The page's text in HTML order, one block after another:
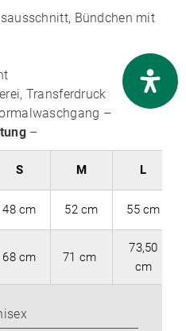
Bündchen mit
Transferdruck
–
–
S M L
48 cm 52 cm 55 cm
68 cm 71 cm
73,50
cm